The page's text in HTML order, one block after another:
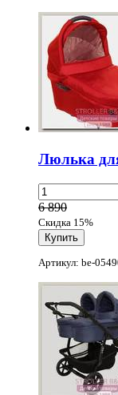
Люлька
6 890
Скидка 15%
Артикул: be-